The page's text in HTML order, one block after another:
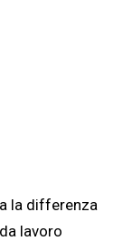
la differenza
lavoro